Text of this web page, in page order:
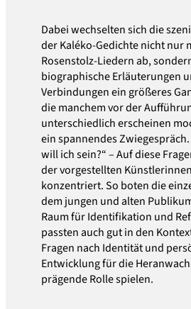
Dabei wechselten sich die
der Kaléko-Gedichte nicht nur
Rosenstolz-Liedern ab,
biographische Erläuterungen
Verbindungen ein größeres
die manchem vor der
unterschiedlich erscheinen
ein spannendes Zwiegespräch.
will ich sein?“ – Auf diese
der vorgestellten
konzentriert. So boten die
dem jungen und alten
Raum für Identifikation und
passten auch gut in den
Fragen nach Identität und
Entwicklung für die
prägende Rolle spielen.